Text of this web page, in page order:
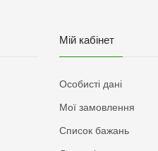
Мій кабінет
Особисті дані
Мої замовлення
Список бажань